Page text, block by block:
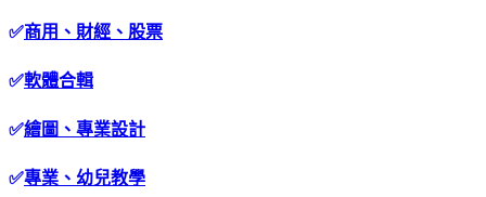
✅商用、財經、股票
✅軟體合輯
✅繪圖、專業設計
✅專業、幼兒教學